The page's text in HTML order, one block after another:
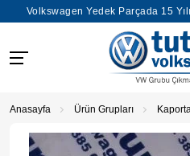
Volkswagen Yedek Parçada 15
Anasayfa Ürün Grupları